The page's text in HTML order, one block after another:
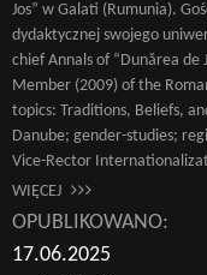
Jos” w Galati (Rumunia).
dydaktycznej swojego
chief Annals of “Dunărea de
Member (2009) of the
topics: Traditions, Beliefs,
Danube; gender-studies;
Vice-Rector
WIĘCEJ
OPUBLIKOWANO:
17.06.2025